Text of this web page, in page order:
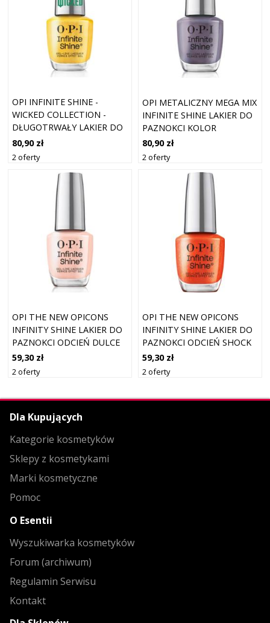
OPI INFINITE SHINE -
WICKED COLLECTION -
DŁUGOTRWAŁY LAKIER DO
PAZNOKCI YELLOW BRICK
ROAD 15ML
80,90 zł
2 oferty
OPI METALICZNY MEGA MIX
INFINITE SHINE LAKIER DO
PAZNOKCI KOLOR
FUNMETAL 15ML
80,90 zł
2 oferty
OPI THE NEW OPICONS
INFINITY SHINE LAKIER DO
PAZNOKCI ODCIEŃ DULCE
DE LATTE 15 ML
59,30 zł
2 oferty
OPI THE NEW OPICONS
INFINITY SHINE LAKIER DO
PAZNOKCI ODCIEŃ SHOCK
EM ORANGE 15 ML
59,30 zł
2 oferty
Dla Kupujących
Kategorie kosmetyków
Sklepy z kosmetykami
Marki kosmetyczne
Pomoc
O Esentii
Wyszukiwarka kosmetyków
Forum (archiwum)
Regulamin Serwisu
Kontakt